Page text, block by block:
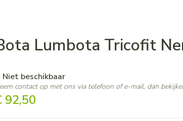
Lumbota Tricofit
92,50
Niet beschikbaar
contact op met ons via telefoon of e-mail, dan